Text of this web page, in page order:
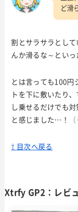
ど滑
割とサラサラとし
んか滑るな～といっ
とは言っても100円
トを下に敷いたり
し乗せるだけでも
と感じました…！
⇧ 目次へ戻る
Xtrfy GP2：レビ